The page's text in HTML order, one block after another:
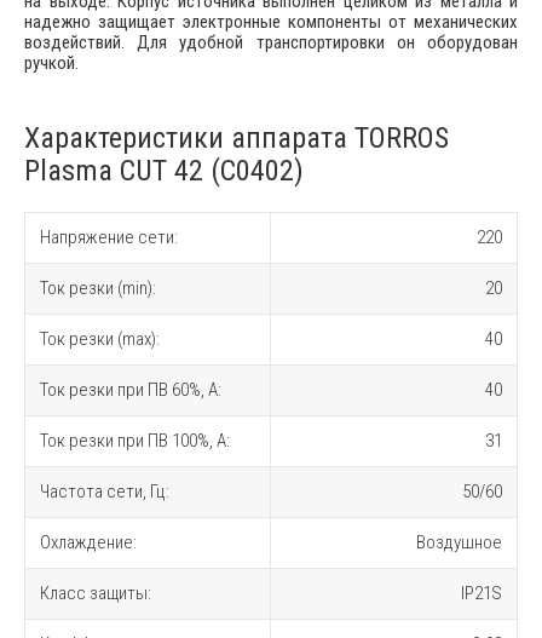
надежно защищает электронные компоненты от механических
воздействий. Для удобной транспортировки он оборудован
ручкой.
Характеристики аппарата TORROS
Plasma CUT 42 (C0402)
Напряжение сети: 220
Ток резки (min): 20
Ток резки (max): 40
Ток резки при ПВ 60%, A: 40
Ток резки при ПВ 100%, A: 31
Частота сети, Гц: 50/60
Охлаждение: Воздушное
Класс защиты: IP21S